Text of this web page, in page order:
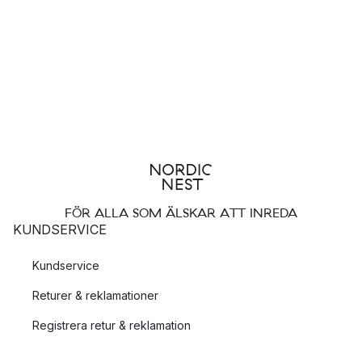
FÖR ALLA SOM ÄLSKAR ATT INREDA
KUNDSERVICE
Kundservice
Returer & reklamationer
Registrera retur & reklamation